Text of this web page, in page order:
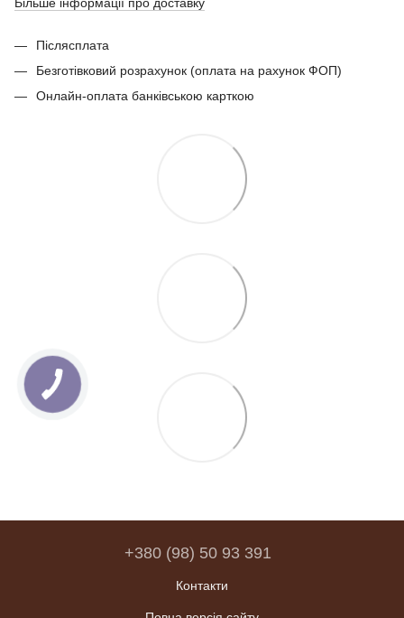
Післясплата
Безготівковий розрахунок (оплата на рахунок ФОП)
Онлайн-оплата банківською карткою
+380 (98) 50 93 391
Контакти